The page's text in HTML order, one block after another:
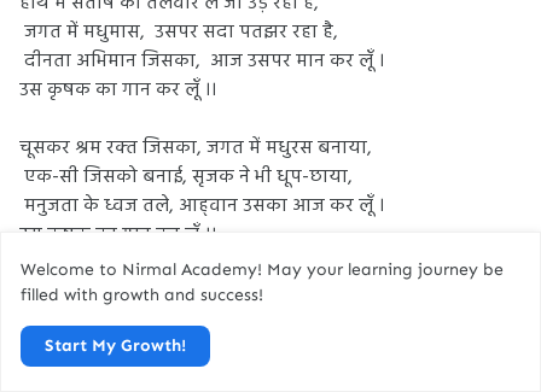
जगत में मधुमास, उसपर सदा पतझर रहा है,
दीनता अभिमान जिसका, आज उसपर मान कर लूँ ।
उस कृषक का गान कर लूँ ।।
चूसकर श्रम रक्‍त जिसका, जगत में मधुरस बनाया,
एक-सी जिसको बनाई, सृजक ने भी धूप-छाया,
मनुजता के ध्वज तले, आह्‌वान उसका आज कर लूँ ।
उस कृषक का गान कर लूँ ।।
विश्व का पालक बन जो, अमर उसको कर रहा है,
किंतु अपने पालितों के, पद दलित हो मर रहा है,
आज उससे कर मिला, नव सृष्‍टि का निर्माण कर लूँ ।
Welcome to Nirmal Academy! May your learning journey be
filled with growth and success!
Start My Growth!